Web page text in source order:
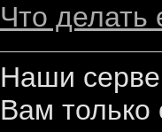
Что делать
Наши
Вам